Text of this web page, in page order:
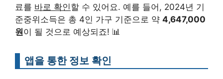
료를 바로 확인할 수 있어요. 예를 들어, 2024년 기
준중위소득은 총 4인 가구 기준으로 약 4,647,000
원이 될 것으로 예상되죠! 📊
앱을 통한 정보 확인